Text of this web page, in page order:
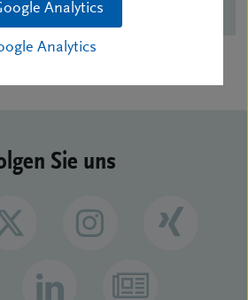
Analytics
Analytics
Sie uns